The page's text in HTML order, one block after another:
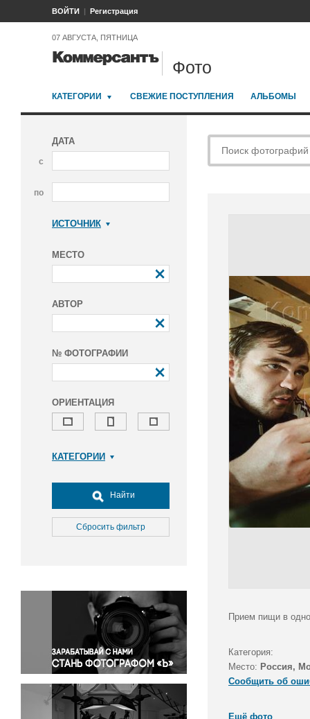
ВОЙТИ Регистрация
07 АВГУСТА, ПЯТНИЦА
Фото
КАТЕГОРИИ СВЕЖИЕ ПОСТУПЛЕНИЯ АЛЬБОМЫ
ДАТА
с
по
ИСТОЧНИК
МЕСТО
АВТОР
№ ФОТОГРАФИИ
ОРИЕНТАЦИЯ
КАТЕГОРИИ
Досуг, туризм и отдых
Культура
Медицина
Окружающая среда
Политика
Правосудие
Происшествия и конфликты
Религия
Светская жизнь
Спорт
Найти
Сбросить фильтр
Прием пищи в
Категория:
Место: Россия,
Сообщить об
Ещё фото